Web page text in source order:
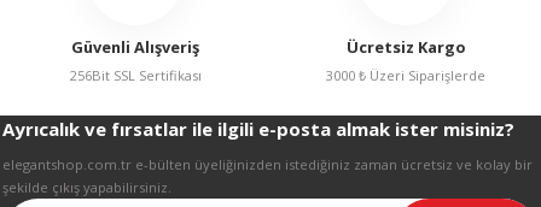
Gönder
Güvenli Alışveriş
256Bit SSL Sertifikası
Ücretsiz Kargo
3000 ₺ Üzeri Siparişlerde
Ayrıcalık ve fırsatlar ile ilgili e-posta almak ister misiniz?
elegantshop.com.tr e-bülten üyeliğinizden istediğiniz zaman ücretsiz ve kolay bir
şekilde çıkış yapabilirsiniz.